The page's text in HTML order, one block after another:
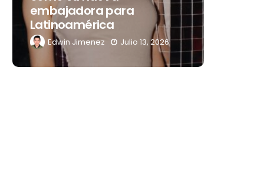
embajadora para
Latinoamérica
Edwin Jimenez Julio 13, 2026